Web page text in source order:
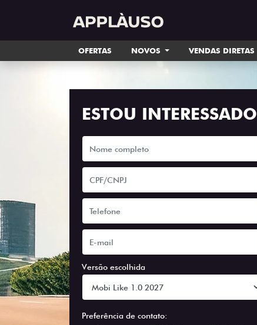
OFERTAS NOVOS VENDAS DIRETAS
ESTOU INTERESSADO
Versão escolhida
Preferência de contato: